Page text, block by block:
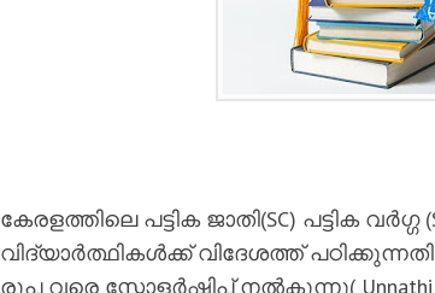
കേരളത്തിലെ പട്ടിക ജാതി(SC) പട്ടിക വർഗ്ഗ
വിദ്യാർത്ഥികൾക്ക് വിദേശത്ത്
രൂപ വരെ സ്കോളർഷിപ് നൽകുന്നു( Unnathi